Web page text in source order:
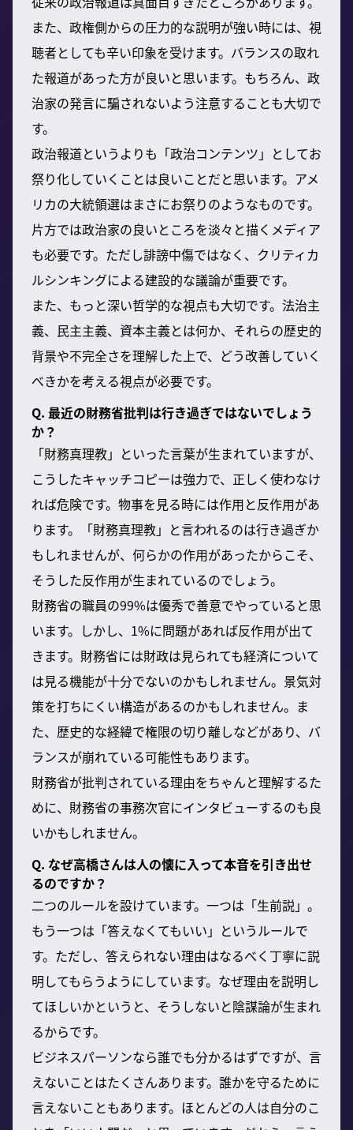
また、政権側からの圧力的な説明が強い時には、視
聴者としても辛い印象を受けます。バランスの取れ
た報道があった方が良いと思います。もちろん、政
治家の発言に騙されないよう注意することも大切で
す。
政治報道というよりも「政治コンテンツ」としてお
祭り化していくことは良いことだと思います。アメ
リカの大統領選はまさにお祭りのようなものです。
片方では政治家の良いところを淡々と描くメディア
も必要です。ただし誹謗中傷ではなく、クリティカ
ルシンキングによる建設的な議論が重要です。
また、もっと深い哲学的な視点も大切です。法治主
義、民主主義、資本主義とは何か、それらの歴史的
背景や不完全さを理解した上で、どう改善していく
べきかを考える視点が必要です。
Q. 最近の財務省批判は行き過ぎではないでしょう
か？
「財務真理教」といった言葉が生まれていますが、
こうしたキャッチコピーは強力で、正しく使わなけ
れば危険です。物事を見る時には作用と反作用があ
ります。「財務真理教」と言われるのは行き過ぎか
もしれませんが、何らかの作用があったからこそ、
そうした反作用が生まれているのでしょう。
財務省の職員の99%は優秀で善意でやっていると思
います。しかし、1%に問題があれば反作用が出て
きます。財務省には財政は見られても経済について
は見る機能が十分でないのかもしれません。景気対
策を打ちにくい構造があるのかもしれません。ま
た、歴史的な経緯で権限の切り離しなどがあり、バ
ランスが崩れている可能性もあります。
財務省が批判されている理由をちゃんと理解するた
めに、財務省の事務次官にインタビューするのも良
いかもしれません。
Q. なぜ高橋さんは人の懐に入って本音を引き出せ
るのですか？
二つのルールを設けています。一つは「生前説」。
もう一つは「答えなくてもいい」というルールで
す。ただし、答えられない理由はなるべく丁寧に説
明してもらうようにしています。なぜ理由を説明し
てほしいかというと、そうしないと陰謀論が生まれ
るからです。
ビジネスパーソンなら誰でも分かるはずですが、言
えないことはたくさんあります。誰かを守るために
言えないこともあります。ほとんどの人は自分のこ